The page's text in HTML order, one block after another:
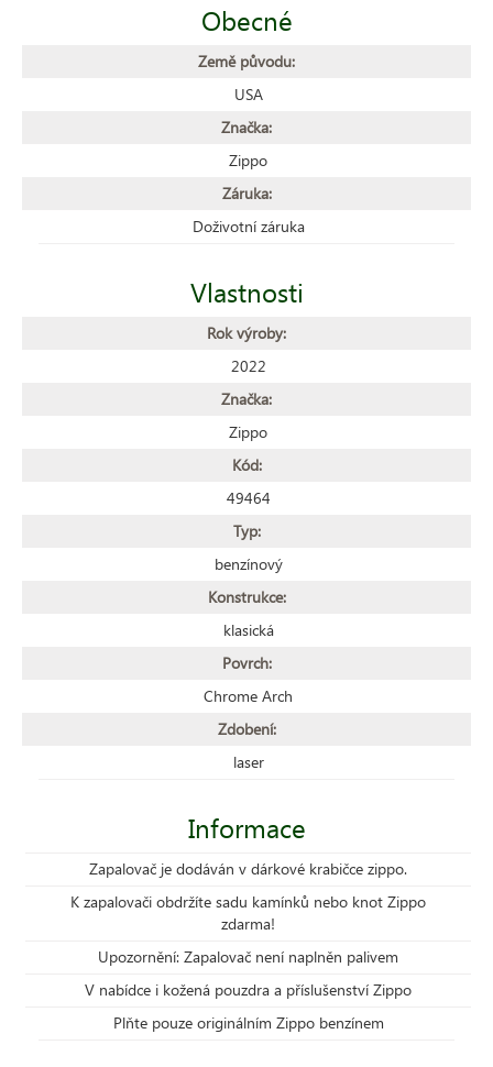
Obecné
Země původu:
USA
Značka:
Zippo
Záruka:
Doživotní záruka
Vlastnosti
Rok výroby:
2022
Značka:
Zippo
Kód:
49464
Typ:
benzínový
Konstrukce:
klasická
Povrch:
Chrome Arch
Zdobení:
laser
Informace
Zapalovač je dodáván v dárkové krabičce zippo.
K zapalovači obdržíte sadu kamínků nebo knot Zippo
zdarma!
Upozornění: Zapalovač není naplněn palivem
V nabídce i kožená pouzdra a příslušenství Zippo
Plňte pouze originálním Zippo benzínem